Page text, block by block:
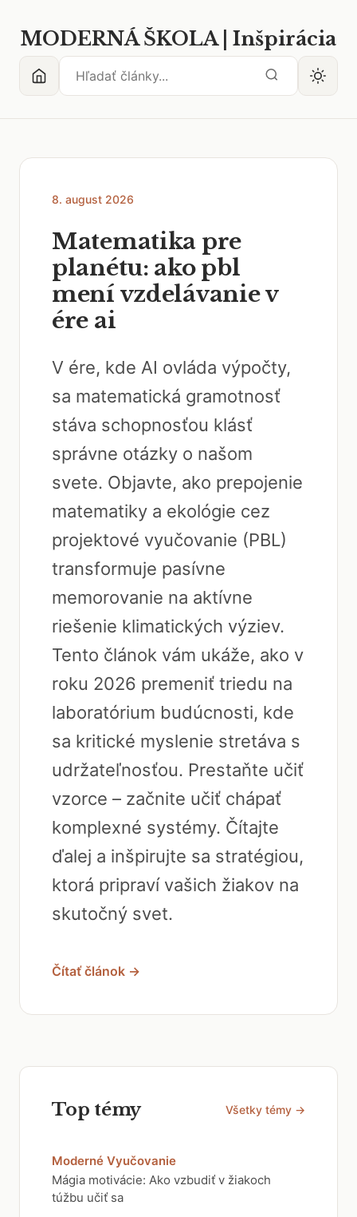
MODERNÁ ŠKOLA | Inšpirácia
8. august 2026
Matematika pre
planétu: ako pbl
mení vzdelávanie v
ére ai
V ére, kde AI ovláda výpočty,
sa matematická gramotnosť
stáva schopnosťou klásť
správne otázky o našom
svete. Objavte, ako prepojenie
matematiky a ekológie cez
projektové vyučovanie (PBL)
transformuje pasívne
memorovanie na aktívne
riešenie klimatických výziev.
Tento článok vám ukáže, ako v
roku 2026 premeniť triedu na
laboratórium budúcnosti, kde
sa kritické myslenie stretáva s
udržateľnosťou. Prestaňte učiť
vzorce – začnite učiť chápať
komplexné systémy. Čítajte
ďalej a inšpirujte sa stratégiou,
ktorá pripraví vašich žiakov na
skutočný svet.
Čítať článok →
Top témy Všetky témy →
Moderné Vyučovanie
Mágia motivácie: Ako vzbudiť v žiakoch
túžbu učiť sa